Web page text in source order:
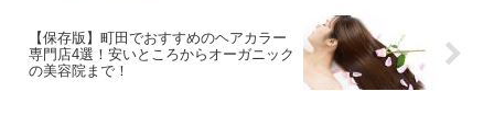
【保存版】町田でおすすめのヘアカラー
専門店4選！安いところからオーガニック
の美容院まで！